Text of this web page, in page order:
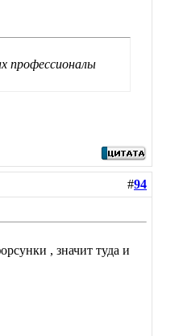
профессионалы
#94
, значит туда и